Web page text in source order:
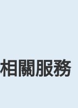
關服務